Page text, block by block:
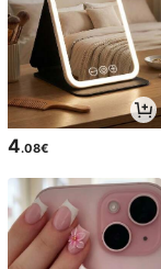
4.08€